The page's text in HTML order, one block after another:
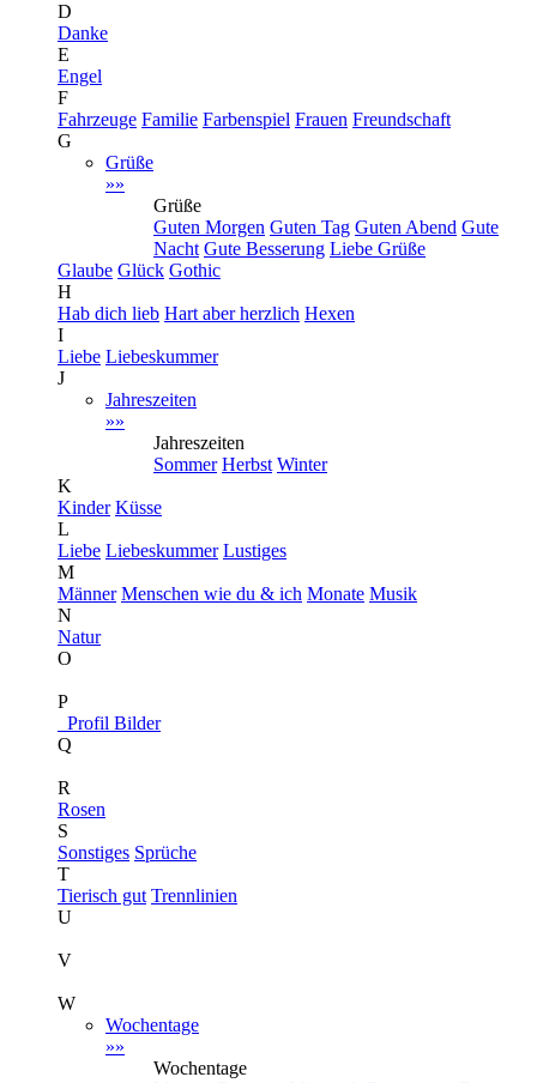
D
Danke
E
Engel
F
Fahrzeuge Familie Farbenspiel Frauen Freundschaft
G
Grüße
»»
Grüße
Guten Morgen Guten Tag Guten Abend Gute
Nacht Gute Besserung Liebe Grüße
Glaube Glück Gothic
H
Hab dich lieb Hart aber herzlich Hexen
I
Liebe Liebeskummer
J
Jahreszeiten
»»
Jahreszeiten
Sommer Herbst Winter
K
Kinder Küsse
L
Liebe Liebeskummer Lustiges
M
Männer Menschen wie du & ich Monate Musik
N
Natur
O
P
Profil Bilder
Q
R
Rosen
S
Sonstiges Sprüche
T
Tierisch gut Trennlinien
U
V
W
Wochentage
»»
Wochentage